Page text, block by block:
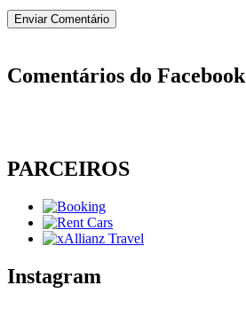
Comentários do Facebook
PARCEIROS
Instagram